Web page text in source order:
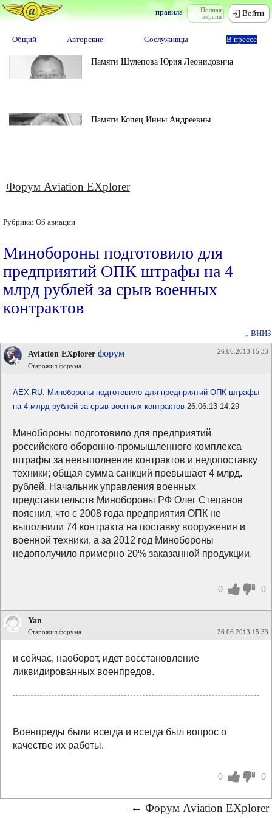
Полная
версия
правила Войти
Общий Авторские Сослуживцы В прессе
Памяти Шулепова Юрия Леонидовича
Памяти Копец Инны Андреевны
Форум Aviation EXplorer
Рубрика: Об авиации
Минобороны подготовило для
предприятий ОПК штрафы на 4
млрд рублей за срыв военных
контрактов
↓ ВНИЗ
Aviation EXplorer форум
Старожил форума
26.06.2013 15:33
AEX.RU: Минобороны подготовило для предприятий ОПК штрафы
на 4 млрд рублей за срыв военных контрактов 26.06.13 14:29
Минобороны подготовило для предприятий
российского оборонно-промышленного комплекса
штрафы за невыполнение контрактов и недопоставку
техники; общая сумма санкций превышает 4 млрд.
рублей. Начальник управления военных
представительств Минобороны РФ Олег Степанов
пояснил, что с 2008 года предприятия ОПК не
выполнили 74 контракта на поставку вооружения и
военной техники, а за 2012 год Минобороны
недополучило примерно 20% заказанной продукции.
0 0
Yan
Старожил форума 26.06.2013 15:33
и сейчас, наоборот, идет восстановление
ликвидированных военпредов.
Военпреды были всегда и всегда был вопрос о
качестве их работы.
0 0
← Форум Aviation EXplorer